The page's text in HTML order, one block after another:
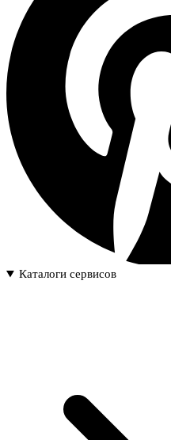
Каталоги сервисов